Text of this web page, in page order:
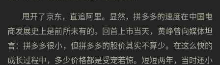
甩开了京东，直追阿里。显然，拼多多的速度在中国电
商发展史上是前所未有的。回首上市当天，黄峥曾向媒体坦
言：拼多多很小，但拼多多的股价其实不算少。在这么快的
成长过程中，多少价格都是受宠若惊。短短两年，当时还小